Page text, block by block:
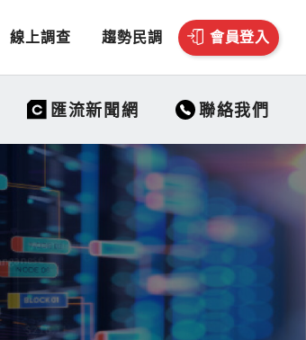
線上調查 趨勢民調 會員登入
匯流新聞網 聯絡我們